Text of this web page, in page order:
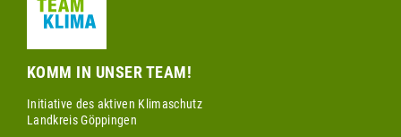
KOMM IN UNSER TEAM!
Initiative des aktiven Klimaschutz
Landkreis Göppingen